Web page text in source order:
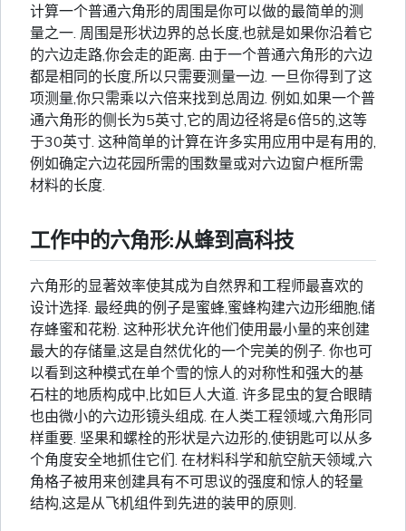
计算一个普通六角形的周围是你可以做的最简单的测
量之一. 周围是形状边界的总长度,也就是如果你沿着它
的六边走路,你会走的距离. 由于一个普通六角形的六边
都是相同的长度,所以只需要测量一边. 一旦你得到了这
项测量,你只需乘以六倍来找到总周边. 例如,如果一个普
通六角形的侧长为5英寸,它的周边径将是6倍5的,这等
于30英寸. 这种简单的计算在许多实用应用中是有用的,
例如确定六边花园所需的围数量或对六边窗户框所需
材料的长度.
工作中的六角形:从蜂到高科技
六角形的显著效率使其成为自然界和工程师最喜欢的
设计选择. 最经典的例子是蜜蜂,蜜蜂构建六边形细胞,储
存蜂蜜和花粉. 这种形状允许他们使用最小量的来创建
最大的存储量,这是自然优化的一个完美的例子. 你也可
以看到这种模式在单个雪的惊人的对称性和强大的基
石柱的地质构成中,比如巨人大道. 许多昆虫的复合眼睛
也由微小的六边形镜头组成. 在人类工程领域,六角形同
样重要. 坚果和螺栓的形状是六边形的,使钥匙可以从多
个角度安全地抓住它们. 在材料科学和航空航天领域,六
角格子被用来创建具有不可思议的强度和惊人的轻量
结构,这是从飞机组件到先进的装甲的原则.